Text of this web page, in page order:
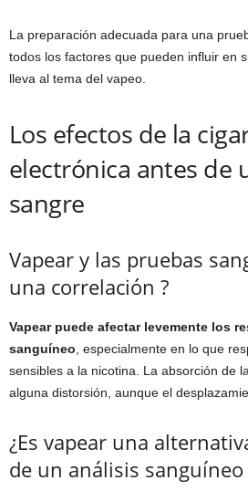
La preparación adecuada para una
todos los factores que pueden influir en
lleva al tema del vapeo.
Los efectos de la
electrónica antes de
sangre
Vapear y las pruebas
una correlación ?
Vapear puede afectar levemente los
sanguíneo , especialmente en lo que
sensibles a la nicotina. La absorción de
alguna distorsión, aunque el
¿Es vapear una
de un análisis sanguíneo